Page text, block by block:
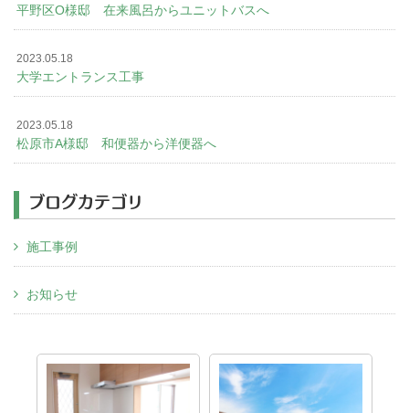
平野区O様邸 在来風呂からユニットバスへ
2023.05.18
大学エントランス工事
2023.05.18
松原市A様邸 和便器から洋便器へ
ブログカテゴリ
施工事例
お知らせ